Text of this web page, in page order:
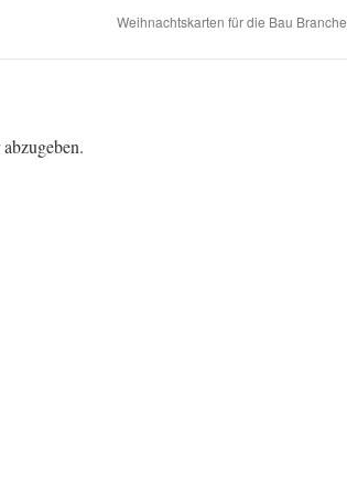
Weihnachtskarten für die Bau Branche